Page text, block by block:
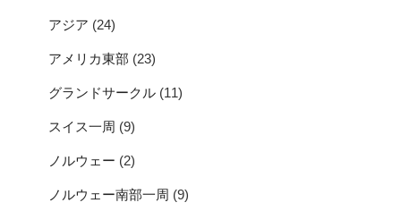
アジア (24)
アメリカ東部 (23)
グランドサークル (11)
スイス一周 (9)
ノルウェー (2)
ノルウェー南部一周 (9)